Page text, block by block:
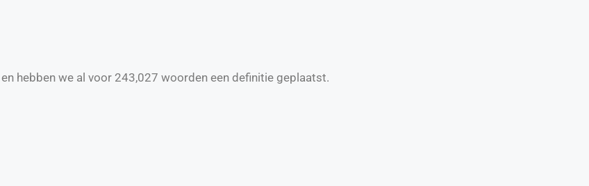
hebben we al voor 243,027 woorden een definitie geplaatst.